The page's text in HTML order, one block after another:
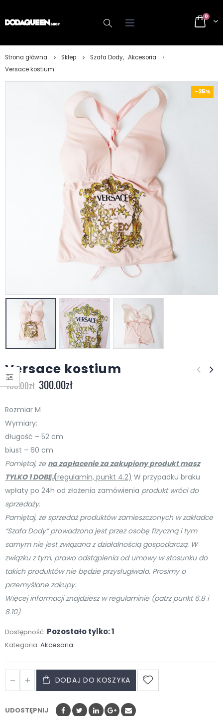
0
Strona główna Sklep Szafa Dody, Akcesoria
Versace kostium
-25%
Versace kostium
400.00zł 300.00zł
Rozmiar M
Wymiary:
długość – 52 cm
biust – 60 cm
Pamiętaj, że na zapłacenie za zakupiony produkt masz
TYLKO 1 DOBĘ.(regulamin, punkt 4.2) W przypadku braku
wpłaty po 24h od złożenia zamówienia produkt wróci do
sprzedaży.
Pamiętaj, że sprzedaż produktów zamieszczonych w zakładce
“Szafa Dody” prowadzona jest przez osobę fizyczną i tym
samym nie jest związana z działalnością gospodarczą. W
związku z tym, prawo odstąpienia od umowy w stosunku do
takich produktów nie będzie przysługiwało. Prosimy o
przemyślane zakupy.
Więcej informacji znajdziesz w regulaminie (patrz punkt 6.8 i
8.10)
Dostępność: Pozostało tylko: 1
Kategoria: Akcesoria
DODAJ DO KOSZYKA
UDOSTĘPNIJ